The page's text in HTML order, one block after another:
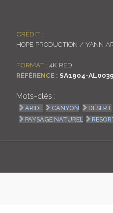
CRÉDIT :
HOPE PRODUCTION / YANN
FORMAT : 4K RED
RÉFÉRENCE : SA1904-
Mots-clés :
ARIDE CANYON DÉSERT
PAYSAGE NATUREL